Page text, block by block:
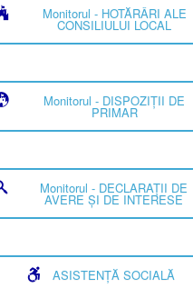
Monitorul - HOTĂRÂRI ALE
CONSILIULUI LOCAL
Monitorul - DISPOZIȚII DE
PRIMAR
Monitorul - DECLARAȚII DE
AVERE ȘI DE INTERESE
ASISTENȚĂ SOCIALĂ